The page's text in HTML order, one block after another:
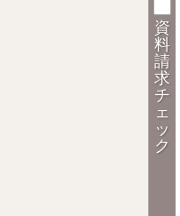
資
料
請
求
チ
ェ
ッ
ク